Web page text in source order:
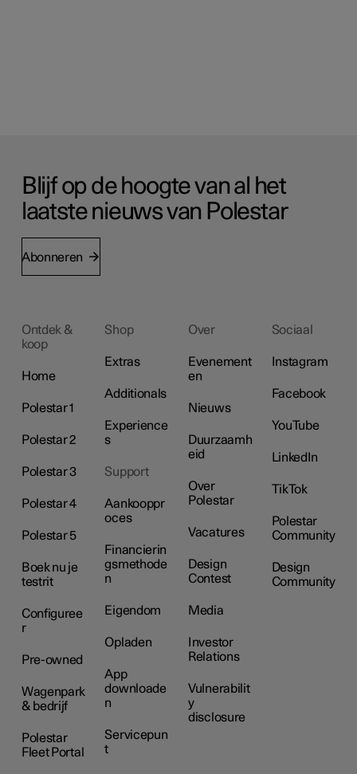
Blijf op de hoogte van al het
laatste nieuws van Polestar
Abonneren
Ontdek &
koop
Home
Polestar 1
Polestar 2
Polestar 3
Polestar 4
Polestar 5
Boek nu je
testrit
Configuree
r
Pre-owned
Wagenpark
& bedrijf
Polestar
Fleet Portal
Shop
Extras
Additionals
Experience
s
Support
Aankooppr
oces
Financierin
gsmethode
n
Eigendom
Opladen
App
downloade
n
Servicepun
t
Over
Evenement
en
Nieuws
Duurzaamh
eid
Over
Polestar
Vacatures
Design
Contest
Media
Investor
Relations
Vulnerabilit
y
disclosure
Sociaal
Instagram
Facebook
YouTube
LinkedIn
TikTok
Polestar
Community
Design
Community